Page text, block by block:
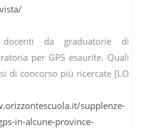
docenti da graduatorie di
per GPS esaurite. Quali
di concorso più ricercate [LO
supplenze-
in-alcune-province-